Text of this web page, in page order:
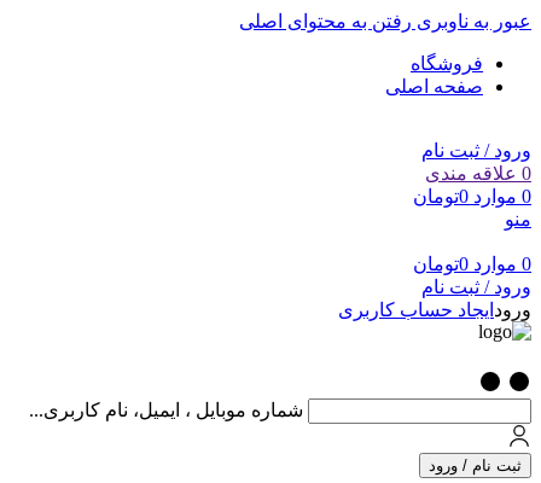
عبور به ناوبری رفتن به محتوای اصلی
فروشگاه
صفحه اصلی
ورود / ثبت نام
0 علاقه مندی
0 موارد 0تومان
منو
0 موارد 0تومان
ورود / ثبت نام
ورود ایجاد حساب کاربری
شماره موبایل ، ایمیل، نام کاربری...
ثبت نام / ورود